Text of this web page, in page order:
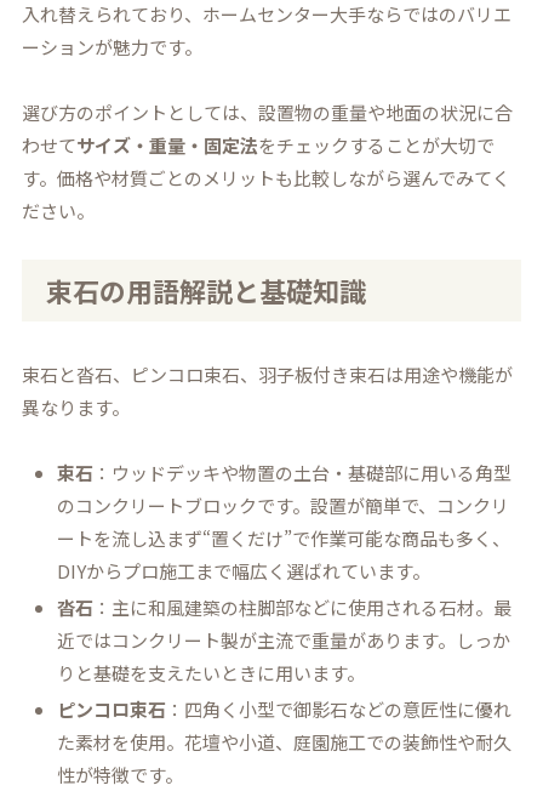
入れ替えられており、ホームセンター大手ならではのバリエ
ーションが魅力です。
選び方のポイントとしては、設置物の重量や地面の状況に合
わせてサイズ・重量・固定法をチェックすることが大切で
す。価格や材質ごとのメリットも比較しながら選んでみてく
ださい。
束石の用語解説と基礎知識
束石と沓石、ピンコロ束石、羽子板付き束石は用途や機能が
異なります。
束石 ：ウッドデッキや物置の土台・基礎部に用いる角型
のコンクリートブロックです。設置が簡単で、コンクリ
ートを流し込まず“置くだけ”で作業可能な商品も多く、
DIYからプロ施工まで幅広く選ばれています。
沓石 ：主に和風建築の柱脚部などに使用される石材。最
近ではコンクリート製が主流で重量があります。しっか
りと基礎を支えたいときに用います。
ピンコロ束石 ：四角く小型で御影石などの意匠性に優れ
た素材を使用。花壇や小道、庭園施工での装飾性や耐久
性が特徴です。